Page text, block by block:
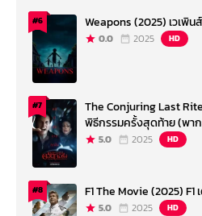
#6 Weapons (2025) เวเพิน
0.0 2025 HD
#7
The Conjuring Last
พิธีกรรมครั้งสุดท้าย (พา
5.0 2025 HD
#8 F1 The Movie (2025) F1
5.0 2025 HD